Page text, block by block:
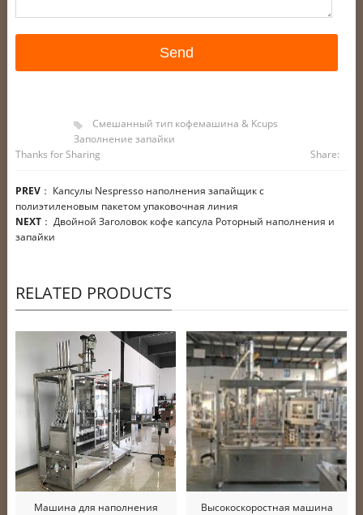
Смешанный тип кофемашина & Kcups
Заполнение запайки
Thanks for Sharing
Share:
PREV： Капсулы Nespresso наполнения запайщик с
полиэтиленовым пакетом упаковочная линия
NEXT： Двойной Заголовок кофе капсула Роторный наполнения и
запайки
RELATED PRODUCTS
Машина для наполнения
Высокоскоростная машина